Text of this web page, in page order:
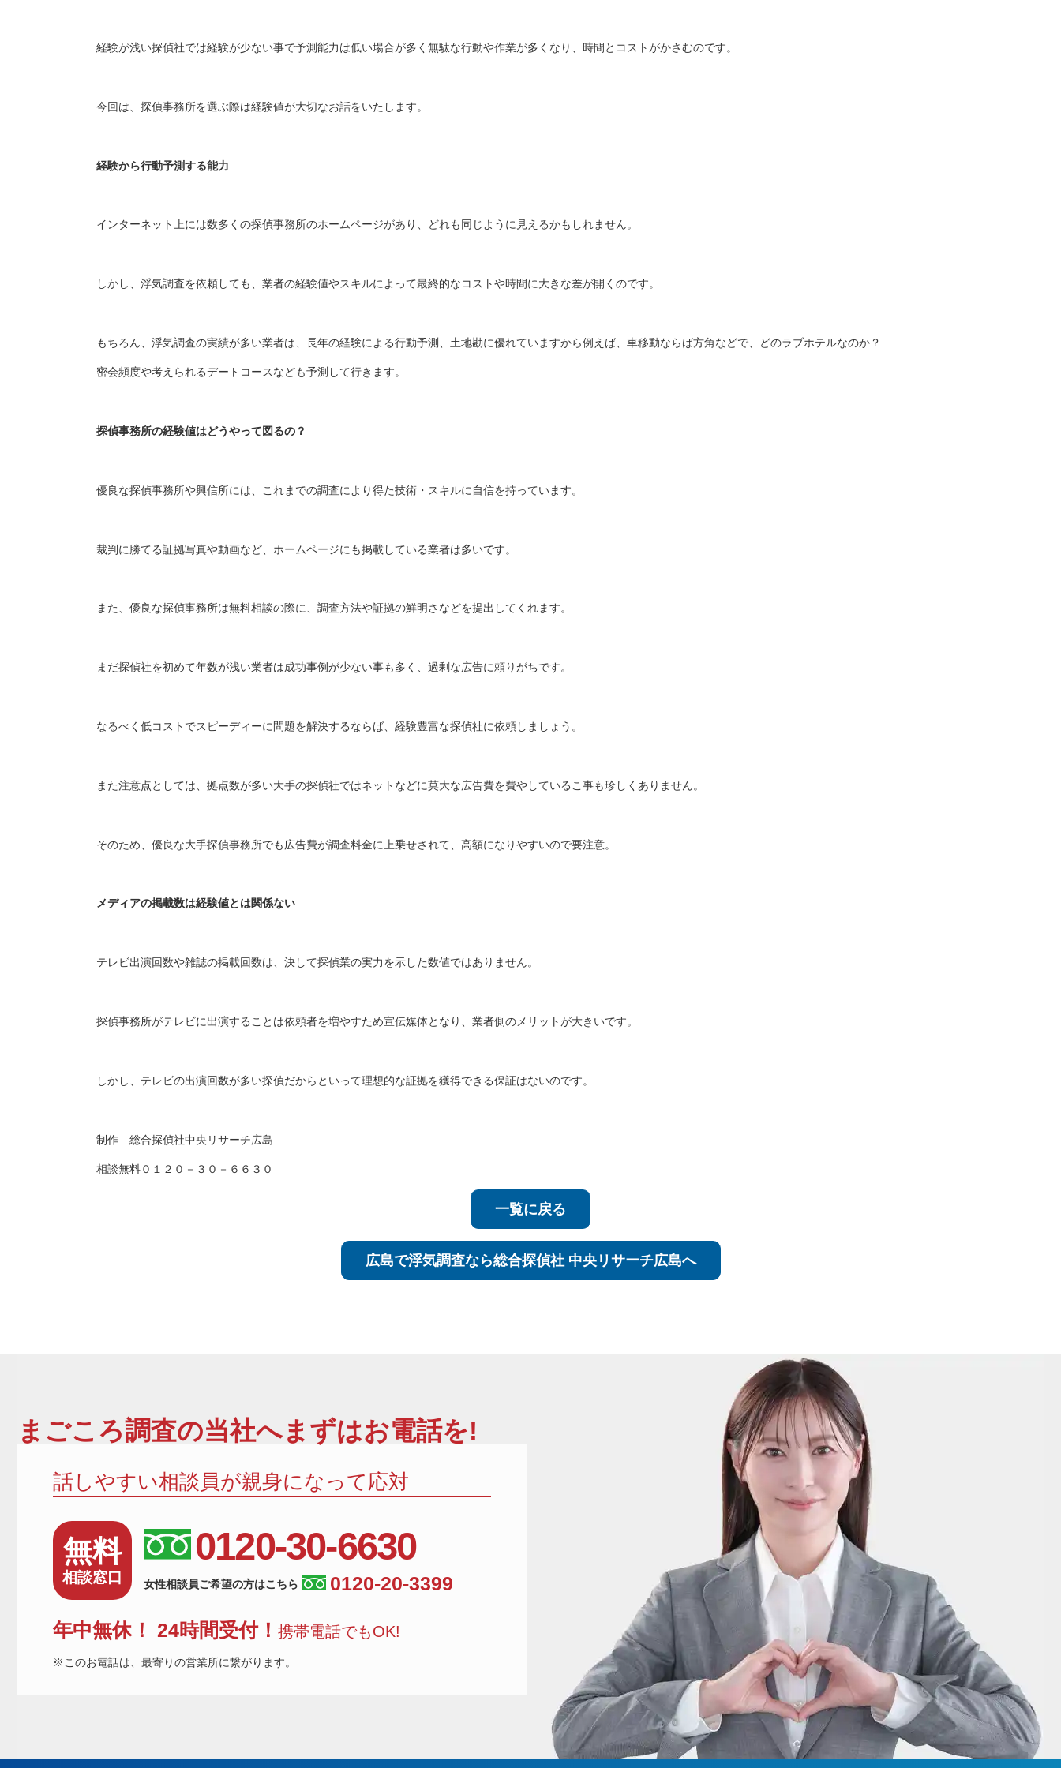
経験が浅い探偵社では経験が少ない事で予測能力は低い場合が多く無駄な行動や作業が多くなり、時間とコストがかさむのです。
今回は、探偵事務所を選ぶ際は経験値が大切なお話をいたします。
経験から行動予測する能力
インターネット上には数多くの探偵事務所のホームページがあり、どれも同じように見えるかもしれません。
しかし、浮気調査を依頼しても、業者の経験値やスキルによって最終的なコストや時間に大きな差が開くのです。
もちろん、浮気調査の実績が多い業者は、長年の経験による行動予測、土地勘に優れていますから例えば、車移動ならば方角などで、どのラブホテルなのか？
密会頻度や考えられるデートコースなども予測して行きます。
探偵事務所の経験値はどうやって図るの？
優良な探偵事務所や興信所には、これまでの調査により得た技術・スキルに自信を持っています。
裁判に勝てる証拠写真や動画など、ホームページにも掲載している業者は多いです。
また、優良な探偵事務所は無料相談の際に、調査方法や証拠の鮮明さなどを提出してくれます。
まだ探偵社を初めて年数が浅い業者は成功事例が少ない事も多く、過剰な広告に頼りがちです。
なるべく低コストでスピーディーに問題を解決するならば、経験豊富な探偵社に依頼しましょう。
また注意点としては、拠点数が多い大手の探偵社ではネットなどに莫大な広告費を費やしているこ事も珍しくありません。
そのため、優良な大手探偵事務所でも広告費が調査料金に上乗せされて、高額になりやすいので要注意。
メディアの掲載数は経験値とは関係ない
テレビ出演回数や雑誌の掲載回数は、決して探偵業の実力を示した数値ではありません。
探偵事務所がテレビに出演することは依頼者を増やすため宣伝媒体となり、業者側のメリットが大きいです。
しかし、テレビの出演回数が多い探偵だからといって理想的な証拠を獲得できる保証はないのです。
制作 総合探偵社中央リサーチ広島
相談無料０１２０－３０－６６３０
一覧に戻る
広島で浮気調査なら総合探偵社 中央リサーチ広島へ
まごころ調査の当社へまずはお電話を!
話しやすい相談員が親身になって応対
無料
相談窓口
0120-30-6630相談窓口電話番号:0120-30-6630
女性相談員ご希望の方はこちら 0120-20-3399
年中無休！ 24時間受付！ 携帯電話でもOK!
※このお電話は、最寄りの営業所に繋がります。